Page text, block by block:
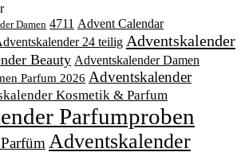
Damen 4711 Advent Calendar
24 teilig Adventskalender
Beauty Adventskalender Damen
Parfum 2026 Adventskalender
Kosmetik & Parfum
Parfumproben
Adventskalender